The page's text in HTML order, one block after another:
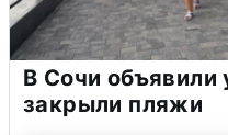
В Сочи объявили
закрыли пляжи